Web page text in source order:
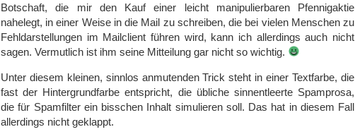
Botschaft, die mir den Kauf einer leicht manipulierbaren Pfennigaktie
nahelegt, in einer Weise in die Mail zu schreiben, die bei vielen Menschen zu
Fehldarstellungen im Mailclient führen wird, kann ich allerdings auch nicht
sagen. Vermutlich ist ihm seine Mitteilung gar nicht so wichtig.
Unter diesem kleinen, sinnlos anmutenden Trick steht in einer Textfarbe, die
fast der Hintergrundfarbe entspricht, die übliche sinnentleerte Spamprosa,
die für Spamfilter ein bisschen Inhalt simulieren soll. Das hat in diesem Fall
allerdings nicht geklappt.